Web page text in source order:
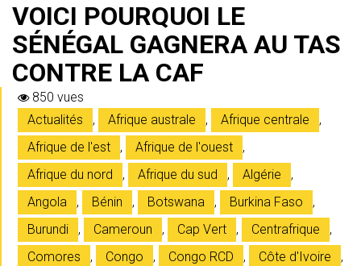
VOICI POURQUOI LE
SÉNÉGAL GAGNERA AU TAS
CONTRE LA CAF
850 vues
Actualités
, Afrique australe , Afrique centrale
,
Afrique de l'est
, Afrique de l'ouest
,
Afrique du nord
, Afrique du sud , Algérie
,
Angola
, Bénin , Botswana , Burkina Faso
,
Burundi
, Cameroun , Cap Vert , Centrafrique
,
Comores
, Congo , Congo RCD , Côte d'Ivoire
,